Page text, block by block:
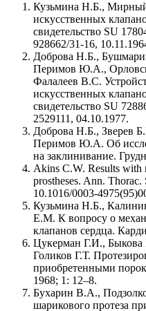
Кузьмина Н.Б.,
искусственных
свидетельство SU
928662/31-16,
Доброва Н.Б.,
Перимов Ю.А.,
Фалалеев В.С.
искусственных
свидетельство SU
2529111, 04.10.1977.
Доброва Н.Б., Зверев
Перимов Ю.А. Об
на заклинивание.
Akins C.W. Results with
prostheses. Ann.
10.1016/0003-
Кузьмина Н.Б.,
Е.М. К вопросу о
клапанов сердца.
Цукерман Г.И.,
Голиков Г.Т.
приобретенными
1968; 1: 12–8.
Бухарин В.А.,
шарикового протеза